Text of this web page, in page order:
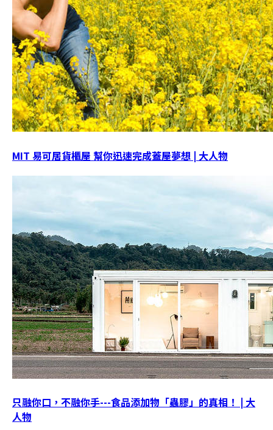
MIT 易可居貨櫃屋 幫你迅速完成蓋屋夢想 | 大人物
只融你口，不融你手---食品添加物「蟲膠」的真相！ | 大
人物